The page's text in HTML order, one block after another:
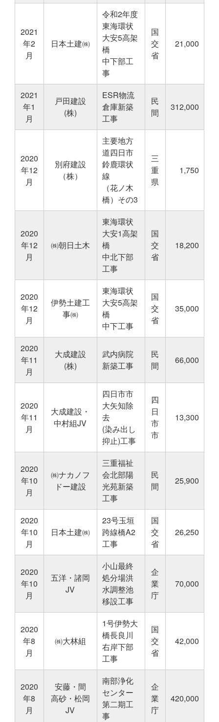
2021
年2
月
日本土建㈱
令和2年度
東海環状
大安5高架
橋
中下部工
事
国
交
省
21,000
2021
年1
月
戸田建設
(株)
ESR物流
倉庫新築
工事
民
間
312,000
2020
年12
月
別府建設
（株）
主要地方
道四日市
鈴鹿環状
線
（花ノ木
橋）その3
三
重
県
1,750
2020
年12
月
㈱朝日土木
東海環状
大安1高架
橋
中北下部
工事
国
交
省
18,200
2020
年12
月
伊勢土建工
事㈱
東海環状
大安5高架
橋
中下工事
国
交
省
35,000
2020
年11
月
大成建設
(株)
武内病院
新築工事
民
間
66,000
2020
年11
月
大成建設・
中村組JV
四日市市
大矢知除
去
(染み出し
抑止)工事
四
日
市
市
13,300
2020
年10
月
㈱ナカノフ
ドー建設
三重福祉
会北部陽
光苑新築
工事
民
間
25,900
2020
年10
月
日本土建㈱
23号玉垣
跨線橋A2
工事
国
交
省
26,250
2020
年10
月
五洋・諸岡
JV
小山最終
処分場洪
水調整池
移設工事
企
業
庁
70,000
2020
年8
月
㈱大林組
1号伊勢大
橋長良川
右岸下部
工事
国
交
省
42,000
2020
年8
月
安藤・間
高砂・松岡
JV
南部浄化
センター
第二期工
事
企
業
庁
420,000